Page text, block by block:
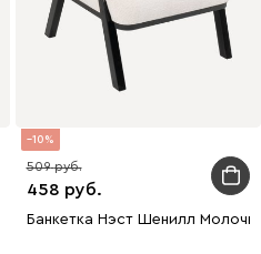
10
458
509
Банкетка Нэст Шенилл